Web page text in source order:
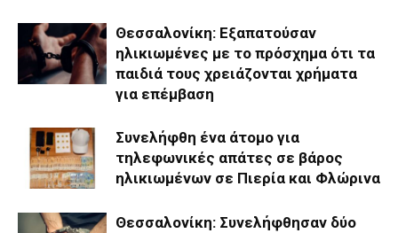
Θεσσαλονίκη: Εξαπατούσαν
ηλικιωμένες με το πρόσχημα ότι τα
παιδιά τους χρειάζονται χρήματα
για επέμβαση
Συνελήφθη ένα άτομο για
τηλεφωνικές απάτες σε βάρος
ηλικιωμένων σε Πιερία και Φλώρινα
Θεσσαλονίκη: Συνελήφθησαν δύο